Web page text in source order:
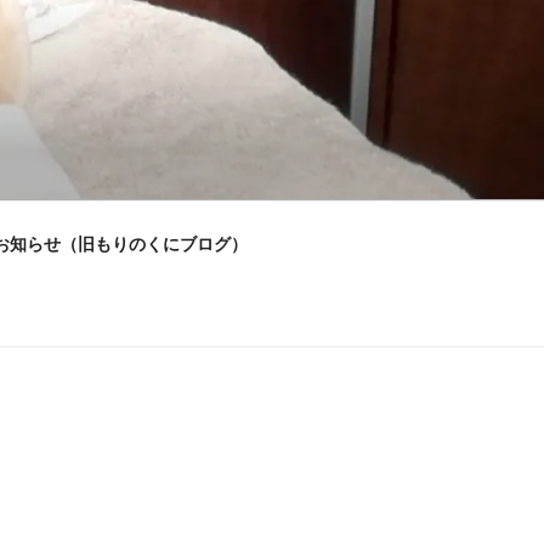
知らせ（旧もりのくにブログ）